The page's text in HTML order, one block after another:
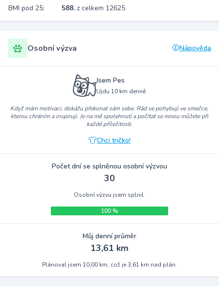
BMI pod 25:
588. z celkem 12625
Osobní výzva Nápověda
Jsem Pes
Ujdu 10 km denně
Když mám motivaci, dokážu překonat sám sebe. Rád se pohybuji ve smečce,
kterou chráním a inspiruji. Je na mě spolehnutí a počítat se mnou můžete při
každé příležitosti.
Chci tričko!
Počet dní se splněnou osobní výzvou
30
Osobní výzvu jsem splnil.
100 %
Můj denní průměr
13,61 km
Plánoval jsem 10,00 km, což je 3,61 km nad plán.